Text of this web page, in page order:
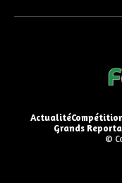
Actualité
Grands
©